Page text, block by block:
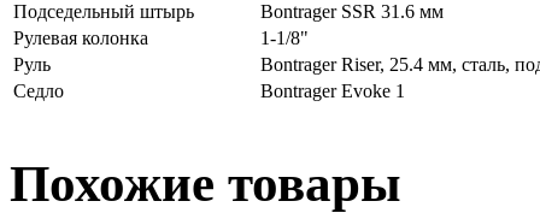
Подседельный штырь
Bontrager SSR 31.6 мм
Рулевая колонка
1-1/8"
Руль
Bontrager Riser, 25.4 мм, сталь,
Седло
Bontrager Evoke 1
Похожие товары